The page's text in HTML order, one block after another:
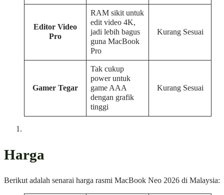
Editor Video
Pro
RAM sikit untuk
edit video 4K,
jadi lebih bagus
guna MacBook
Pro
Kurang Sesuai
Gamer Tegar
Tak cukup
power untuk
game AAA
dengan grafik
tinggi
Kurang Sesuai
Harga
Berikut adalah senarai harga rasmi MacBook Neo 2026 di Malaysia: